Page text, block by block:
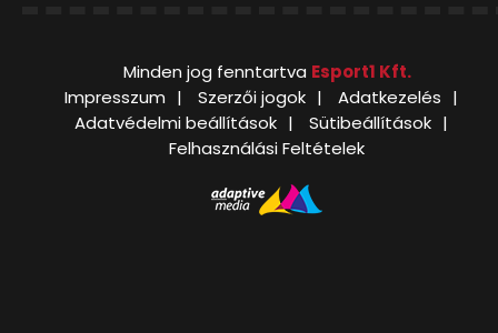
Minden jog fenntartva Esport1 Kft.
Impresszum
Szerzői jogok
Adatkezelés
Adatvédelmi beállítások
Sütibeállítások
Felhasználási Feltételek